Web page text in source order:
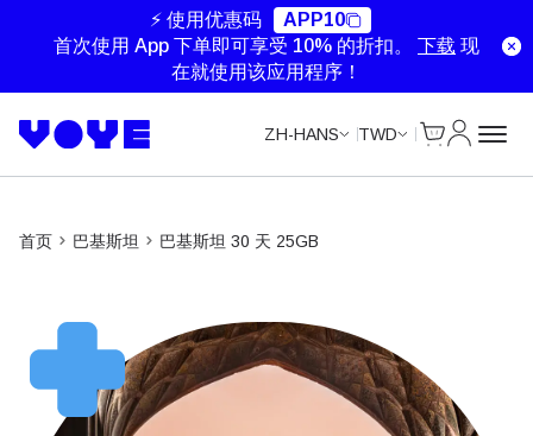
⚡ 使用优惠码
APP10
首次使用 App 下单即可享受 10% 的折扣。 下载 现
在就使用该应用程序！
ZH-HANS TWD
首页 巴基斯坦 巴基斯坦 30 天 25GB